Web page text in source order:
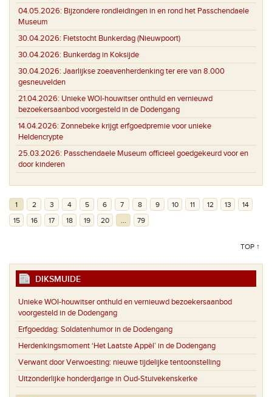
04.05.2026: Bijzondere rondleidingen in en rond het Passchendaele
Museum
30.04.2026: Fietstocht Bunkerdag (Nieuwpoort)
30.04.2026: Bunkerdag in Koksijde
30.04.2026: Jaarlijkse zoeavenherdenking ter ere van 8.000
gesneuvelden
21.04.2026: Unieke WOI-houwitser onthuld en vernieuwd
bezoekersaanbod voorgesteld in de Dodengang
14.04.2026: Zonnebeke krijgt erfgoedpremie voor unieke
Heldencrypte
25.03.2026: Passchendaele Museum officieel goedgekeurd voor en
door kinderen
1 2 3 4 5 6 7 8 9 10 11 12 13
14
15
16 17 18 19 20 79
TOP ↑
DIKSMUIDE
Unieke WOI-houwitser onthuld en vernieuwd bezoekersaanbod
voorgesteld in de Dodengang
Erfgoeddag: Soldatenhumor in de Dodengang
Herdenkingsmoment ‘Het Laatste Appèl’ in de Dodengang
Verwant door Verwoesting: nieuwe tijdelijke tentoonstelling
Uitzonderlijke honderdjarige in Oud-Stuivekenskerke